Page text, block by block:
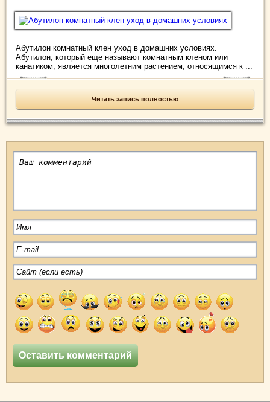
Абутилон комнатный клен уход в домашних условиях.
Абутилон, который еще называют комнатным кленом или
канатиком, является многолетним растением, относящимся к ...
Читать запись полностью